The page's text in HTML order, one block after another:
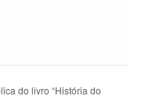
do livro “História do